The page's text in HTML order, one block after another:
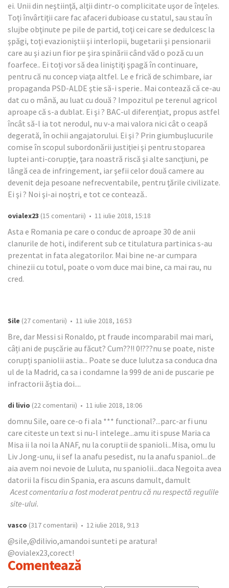
ei. Unii din neştiinţă, alţii dintr-o complicitate uşor de înţeles.
Toţi învârtiţii care fac afaceri dubioase cu statul, sau stau în
slujbe obţinute pe pile de partid, toţi cei care se dedulcesc la
şpăgi, toţi evazioniştii şi interlopii, bugetarii şi pensionarii
care au şi azi un fior pe şira spinării când văd o poză cu un
foarfece.. Ei toţi vor să dea liniştiţi şpagă în continuare,
pentru că nu concep viaţa altfel. Le e frică de schimbare, iar
propaganda PSD-ALDE ştie să-i sperie.. Mai contează că ce-au
dat cu o mână, au luat cu două ? Impozitul pe terenul agricol
aproape că s-a dublat. Ei şi ? BAC-ul diferenţiat, propus astfel
încât să-l ia tot nerodul, nu v-a mai valora nici cât o ceapă
degerată, în ochii angajatorului. Ei şi ? Prin giumbuşlucurile
comise în scopul subordonării justiţiei şi pentru stoparea
luptei anti-corupţie, ţara noastră riscă şi alte sancţiuni, pe
lângă cea de infringement, iar şefii celor două camere au
devenit deja pesoane nefrecventabile, pentru ţările civilizate.
Ei şi ? Noi şi-ai noştri, e tot ce contează..
ovialex23 (15 comentarii) • 11 iulie 2018, 15:18
Asta e Romania pe care o conduc de aproape 30 de anii
clanurile de hoti, indiferent sub ce titulatura partinica s-au
prezentat in fata alegatorilor. Mai bine ne-ar cumpara
chinezii cu totul, poate o vom duce mai bine, ca mai rau, nu
cred.
Sile (27 comentarii) • 11 iulie 2018, 16:53
Bre, dar Messi si Ronaldo, pt fraude incomparabil mai mari,
câți ani de pușcărie au făcut? Cum??!! 0!???nu se poate, niste
corupți spaniolii astia... Poate se duce lulutza sa conduca dna
ul de la Madrid, ca sa i condamne la 999 de ani de puscarie pe
infractorii ăștia doi....
di livio (22 comentarii) • 11 iulie 2018, 18:06
domnu Sile, oare ce-o fi ala *** functional?...parc-ar fi unu
care citeste un text si nu-l intelege...amu iti spuse Maria ca
Misa ii la noi la ANAF, nu la coruptii de spanioli...Misa, omu lu
Liv Jong-unu, ii sef la anafu pesedist, nu la anafu spaniol...de
aia avem noi nevoie de Luluta, nu spaniolii...daca Negoita avea
datorii la fiscu din Spania, era ascuns damult, damult
Acest comentariu a fost moderat pentru că nu respectă regulile
site-ului.
vasco (317 comentarii) • 12 iulie 2018, 9:13
@sile,@dilivio,amandoi sunteti pe aratura!
@ovialex23,corect!
Comentează